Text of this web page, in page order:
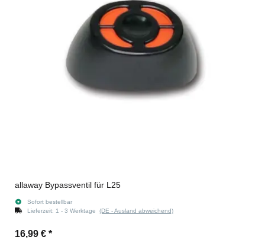
allaway Bypassventil für L25
Sofort bestellbar
Lieferzeit: 1 - 3 Werktage (DE - Ausland abweichend)
16,99 € *